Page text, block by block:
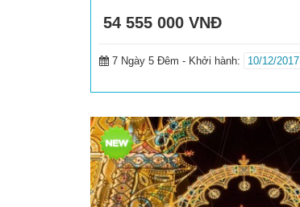
54 555 000 VNĐ
7 Ngày 5 Đêm - Khởi hành: 10/12/2017